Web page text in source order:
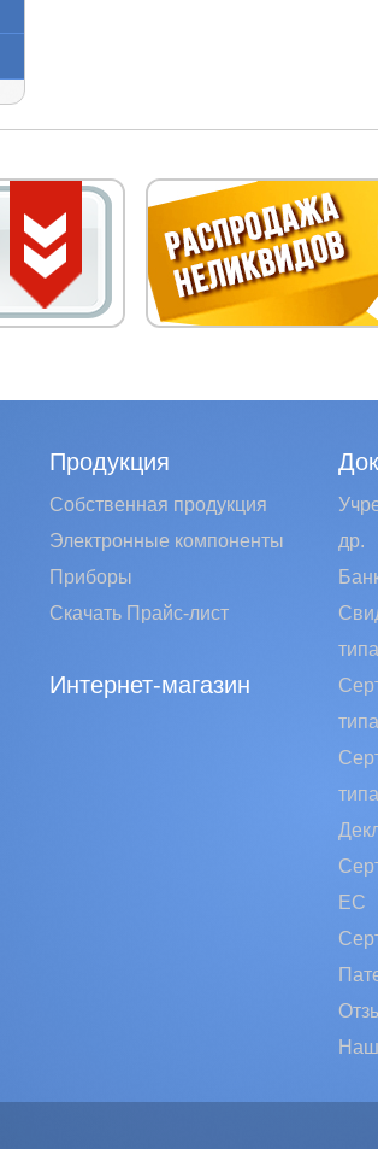
Продукция
Собственная продукция
Электронные компоненты
Приборы
Скачать Прайс-лист
Интернет-магазин
др.
EC